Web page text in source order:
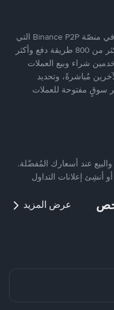
يضع ملايين المُستخدمين حول العالم ثقتهم في منصّة Binance P2P التي
توفّر منصّة آمنة لتداول العملات الرقمية بأكثر من 800 طريقة دفع وأكثر
شراء وبيع العملات
مُباشرةً، وتحديد
سوقٍ مفتوحة للعملات
عند أسعارك المُفضّلة.
أنشِئ إعلانات التداول
عرض المزيد